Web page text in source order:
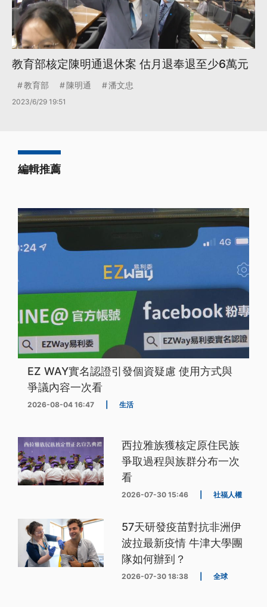
教育部核定陳明通退休案 估月退奉退至少6萬元
教育部 陳明通 潘文忠
2023/6/29 19:51
編輯推薦
EZ WAY實名認證引發個資疑慮 使用方式與
爭議內容一次看
2026-08-04 16:47 生活
西拉雅族獲核定原住民族
爭取過程與族群分布一次
看
2026-07-30 15:46 社福人權
57天研發疫苗對抗非洲伊
波拉最新疫情 牛津大學團
隊如何辦到？
2026-07-30 18:38 全球